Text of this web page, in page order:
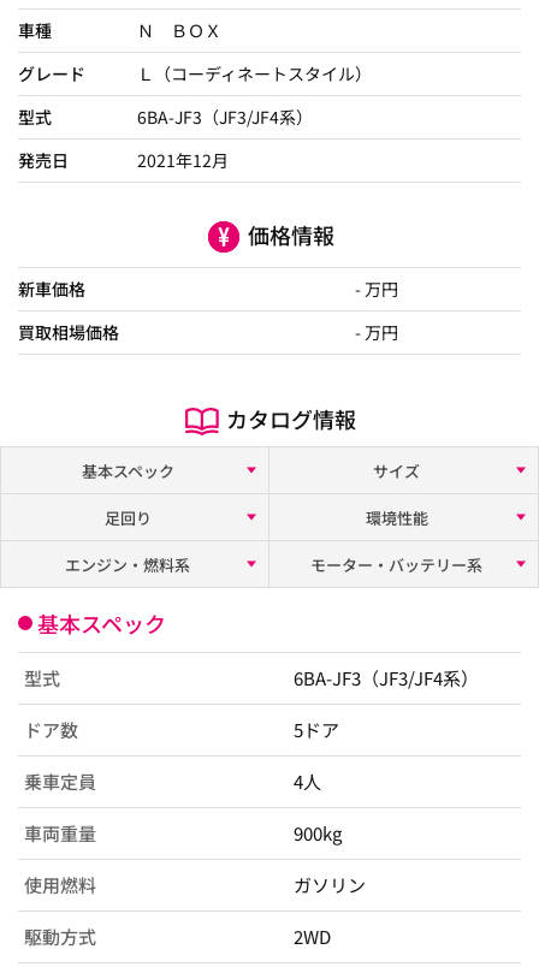
車種
Ｎ ＢＯＸ
グレード
Ｌ（コーディネートスタイル）
型式
6BA-JF3（JF3/JF4系）
発売日
2021年12月
価格情報
新車価格
- 万円
買取相場価格
- 万円
カタログ情報
基本スペック
サイズ
足回り
環境性能
エンジン・燃料系
モーター・バッテリー系
基本スペック
型式 6BA-JF3（JF3/JF4系）
ドア数 5ドア
乗車定員 4人
車両重量 900kg
使用燃料 ガソリン
駆動方式 2WD